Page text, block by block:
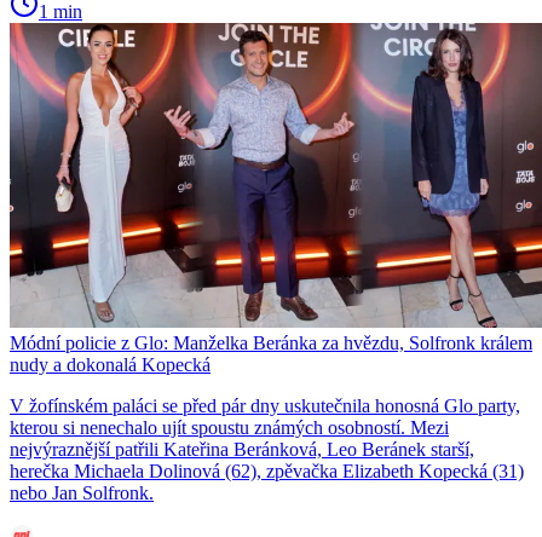
1 min
Módní policie z Glo: Manželka Beránka za hvězdu, Solfronk králem
nudy a dokonalá Kopecká
V žofínském paláci se před pár dny uskutečnila honosná Glo party,
kterou si nenechalo ujít spoustu známých osobností. Mezi
nejvýraznější patřili Kateřina Beránková, Leo Beránek starší,
herečka Michaela Dolinová (62), zpěvačka Elizabeth Kopecká (31)
nebo Jan Solfronk.